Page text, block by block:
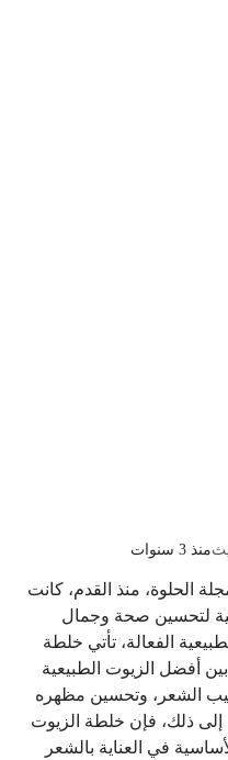
منذ 3 سنوات
الحلوة، منذ القدم، كانت
لتحسين صحة وجمال
الفعالة، تأتي خلطة
أفضل الزيوت الطبيعية
الشعر، وتحسين مظهره
إلى ذلك، فإن خلطة الزيوت
في العناية بالشعر